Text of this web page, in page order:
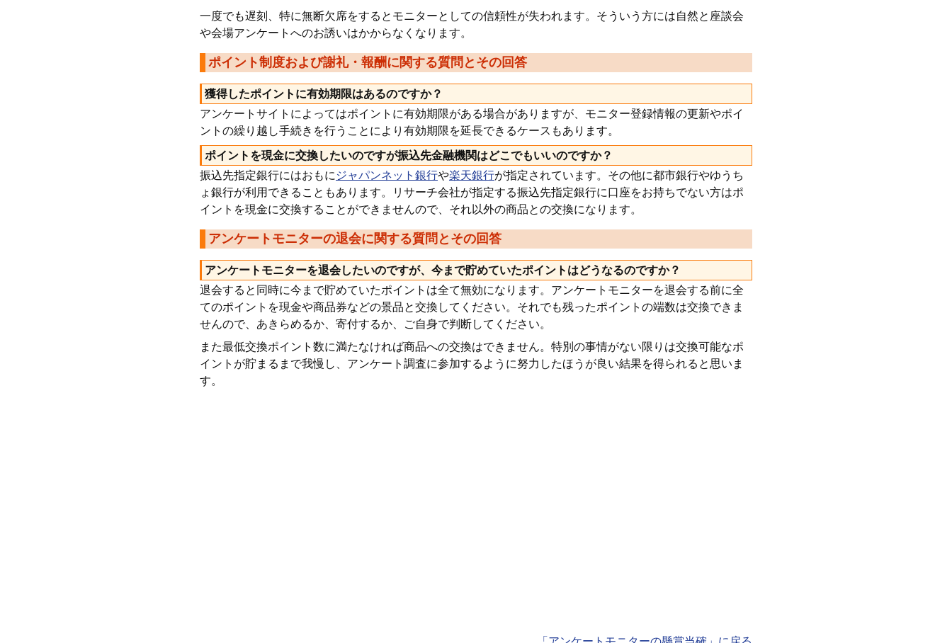
一度でも遅刻、特に無断欠席をするとモニターとしての信頼性が失われます。そういう方には自然と座談会
や会場アンケートへのお誘いはかからなくなります。
ポイント制度および謝礼・報酬に関する質問とその回答
獲得したポイントに有効期限はあるのですか？
アンケートサイトによってはポイントに有効期限がある場合がありますが、モニター登録情報の更新やポイ
ントの繰り越し手続きを行うことにより有効期限を延長できるケースもあります。
ポイントを現金に交換したいのですが振込先金融機関はどこでもいいのですか？
振込先指定銀行にはおもに ジャパンネット銀行や楽天銀行が指定されています。その他に都市銀行やゆうち
ょ銀行が利用できることもあります。リサーチ会社が指定する振込先指定銀行に口座をお持ちでない方はポ
イントを現金に交換することができませんので、それ以外の商品との交換になります。
アンケートモニターの退会に関する質問とその回答
アンケートモニターを退会したいのですが、今まで貯めていたポイントはどうなるのですか？
退会すると同時に今まで貯めていたポイントは全て無効になります。アンケートモニターを退会する前に全
てのポイントを現金や商品券などの景品と交換してください。それでも残ったポイントの端数は交換できま
せんので、あきらめるか、寄付するか、ご自身で判断してください。
また最低交換ポイント数に満たなければ商品への交換はできません。特別の事情がない限りは交換可能なポ
イントが貯まるまで我慢し、アンケート調査に参加するように努力したほうが良い結果を得られると思いま
す。